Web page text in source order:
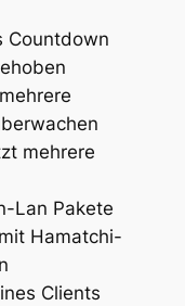
Countdown
mehrere
Lan Pakete
Hamatchi-
Clients